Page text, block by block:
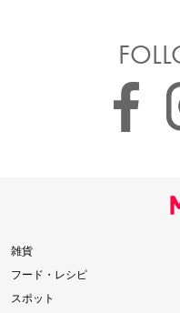
雑貨
フード・レシピ
スポット